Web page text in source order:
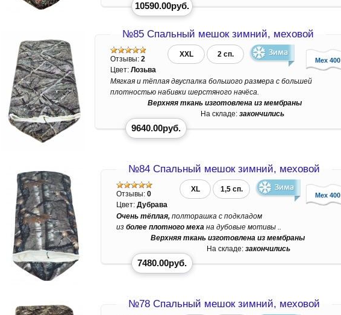
10590.00руб.
Мех 400
№85 Спальный мешок зимний, меховой
Отзывы: 2
XXL
2 сп.
Цвет: Лозьва
Мягкая и тёплая двуспалка большого размера с большей
плотностью набивки шерстяного начёса.
Верхняя ткань изготовлена из мембраны
На складе: закончились
9640.00руб.
Мех 400
№84 Спальный мешок зимний, меховой
Отзывы: 0
XL
1,5 сп.
Цвет: Дубрава
Очень тёплая, полторашка с подкладом
из более плотного меха на дубовые мотивы ..
Верхняя ткань изготовлена из мембраны
На складе: закончились
7480.00руб.
№78 Спальный мешок зимний, меховой